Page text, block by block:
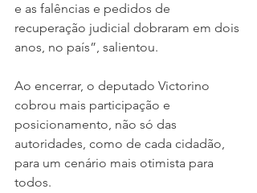
e as falências e pedidos de
recuperação judicial dobraram em dois
anos, no país”, salientou.
Ao encerrar, o deputado Victorino
cobrou mais participação e
posicionamento, não só das
autoridades, como de cada cidadão,
para um cenário mais otimista para
todos.